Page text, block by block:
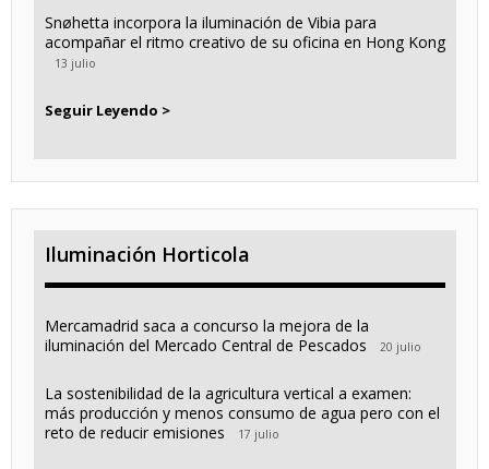
Snøhetta incorpora la iluminación de Vibia para
acompañar el ritmo creativo de su oficina en Hong Kong
13 julio
Seguir Leyendo >
Iluminación Horticola
Mercamadrid saca a concurso la mejora de la
iluminación del Mercado Central de Pescados
20 julio
La sostenibilidad de la agricultura vertical a examen:
más producción y menos consumo de agua pero con el
reto de reducir emisiones
17 julio